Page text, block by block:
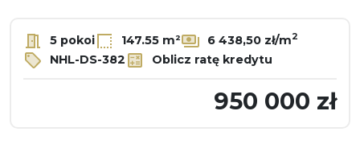
5 pokoi 147.55 m² 6 438,50 zł/m2
NHL-DS-382 Oblicz ratę kredytu
950 000 zł